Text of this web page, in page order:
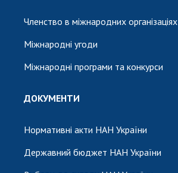
Членство в міжнародних організаціях
Міжнародні угоди
Міжнародні програми та конкурси
ДОКУМЕНТИ
Нормативні акти НАН України
Державний бюджет НАН України